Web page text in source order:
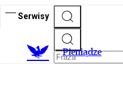
Serwisy
Pieniądze